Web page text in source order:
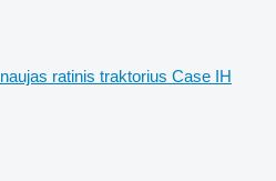
naujas ratinis traktorius Case IH